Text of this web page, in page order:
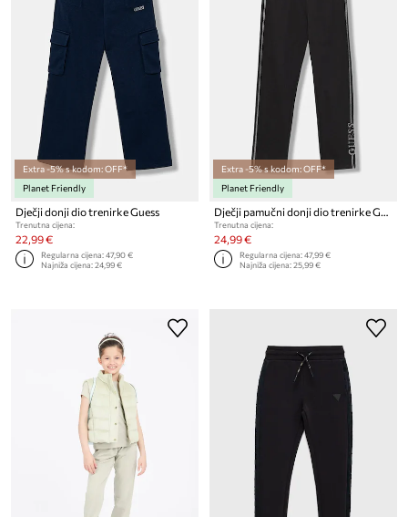
Extra -5% s kodom: OFF*
Planet Friendly
Dječji donji dio trenirke Guess
Trenutna cijena:
22,99 €
Regularna cijena:47,90 €
Najniža cijena:24,99 €
Extra -5% s kodom: OFF*
Planet Friendly
Trenutna cijena:
24,99 €
Regularna cijena:47,99 €
Najniža cijena:25,99 €